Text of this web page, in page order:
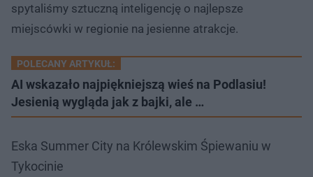
spytaliśmy sztuczną inteligencję o najlepsze
miejscówki w regionie na jesienne atrakcje.
POLECANY ARTYKUŁ:
AI wskazało najpiękniejszą wieś na Podlasiu!
Jesienią wygląda jak z bajki, ale …
Eska Summer City na Królewskim Śpiewaniu w
Tykocinie